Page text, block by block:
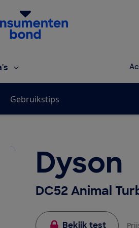
van de Consumentenbond
Gebruikstips
Dyson
DC52 Animal
Bekijk test